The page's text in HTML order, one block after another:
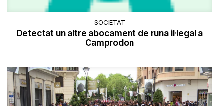
SOCIETAT
Detectat un altre abocament de runa il·legal a
Camprodon